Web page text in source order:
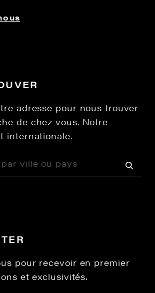
adresse pour nous trouver
de chez vous. Notre
internationale.
pour recevoir en premier
et exclusivités.